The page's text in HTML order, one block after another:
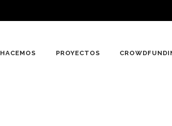
HACEMOS PROYECTOS